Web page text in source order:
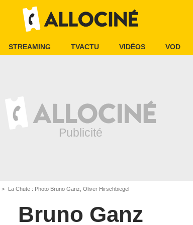
STREAMING TVACTU VIDÉOS VOD
La Chute : Photo Bruno Ganz, Oliver Hirschbiegel
Bruno Ganz